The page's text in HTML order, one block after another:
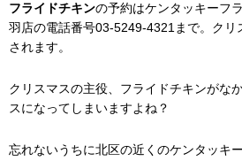
フライドチキンの予約はケンタッキーフ
羽店の電話番号03-5249-4321まで。クリ
されます。
クリスマスの主役、フライドチキンがな
スになってしまいますよね？
忘れないうちに北区の近くのケンタッキ